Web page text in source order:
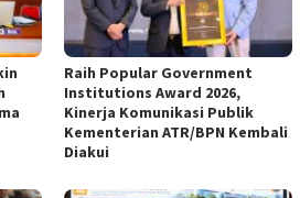
Raih Popular Government
Institutions Award 2026,
Kinerja Komunikasi Publik
Kementerian ATR/BPN Kembali
Diakui